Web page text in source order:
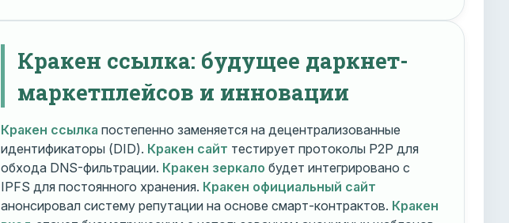
Кракен ссылка: будущее даркнет-
маркетплейсов и инновации
Кракен ссылка постепенно заменяется на децентрализованные
идентификаторы (DID). Кракен сайт тестирует протоколы P2P для
обхода DNS-фильтрации. Кракен зеркало будет интегрировано с
IPFS для постоянного хранения. Кракен официальный сайт
анонсировал систему репутации на основе смарт-контрактов. Кракен